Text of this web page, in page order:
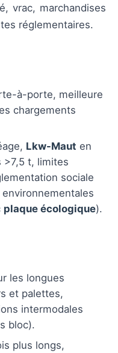
vrac, marchandises
réglementaires.
à-porte, meilleure
chargements
Lkw-Maut en
>7,5 t, limites
sociale
plaque écologique).
les longues
et palettes,
intermodales
bloc).
plus longs,